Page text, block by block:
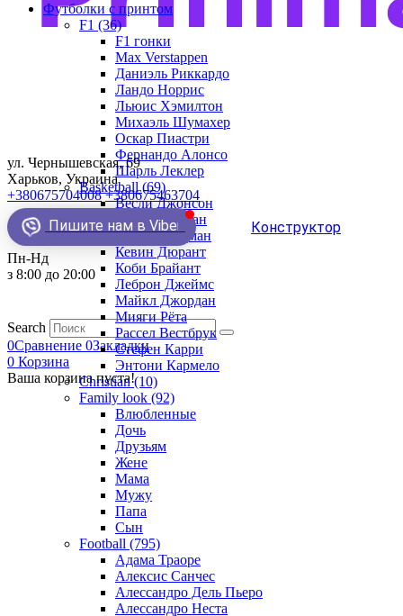
ул. Чернышевская, 69
Харьков, Украина
+380675704008 +380675463704
Пишите нам в Viber Конструктор
Пн-Нд
з 8:00 до 20:00
Search
0Сравнение 0Закладки
0 Корзина
Ваша корзина пуста!
Футболки с принтом
F1 (36)
F1 гонки
Max Verstappen
Даниэль Риккардо
Ландо Норрис
Льюис Хэмилтон
Михаэль Шумахер
Оскар Пиастри
Фернандо Алонсо
Шарль Леклер
Basketball (69)
Весли Джонсон
Демар Деразан
Деннис Родман
Кевин Дюрант
Коби Брайант
Леброн Джеймс
Майкл Джордан
Мияги Рёта
Рассел Вестбрук
Стефен Карри
Энтони Кармело
Christian (10)
Family look (92)
Влюбленные
Дочь
Друзьям
Жене
Мама
Мужу
Папа
Сын
Football (795)
Адама Траоре
Алексис Санчес
Алессандро Дель Пьеро
Алессандро Неста